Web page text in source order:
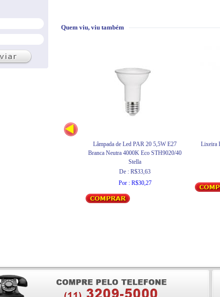
Quem viu, viu também
Lâmpada de Led PAR 20 5,5W E27
Branca Neutra 4000K Eco STH9020/40
Stella
De : R$33,63
Por : R$30,27
Lixeira